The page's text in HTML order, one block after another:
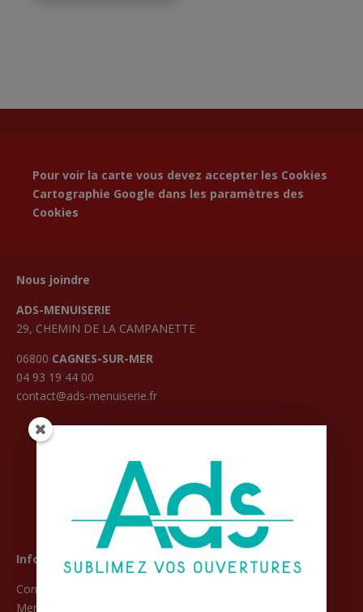
Pour voir la carte vous devez accepter les Cookies
Cartographie Google dans les paramètres des
Cookies
Nous joindre
ADS-MENUISERIE
29, CHEMIN DE LA CAMPANETTE
06800 CAGNES-SUR-MER
04 93 19 44 00
contact@ads-menuiserie.fr
Informations
Conditions Générales de Vente
Mentions légales